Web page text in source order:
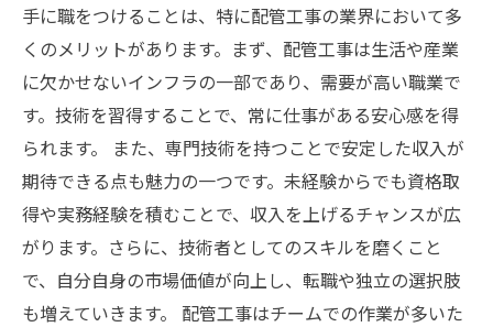
手に職をつけることは、特に配管工事の業界において多
くのメリットがあります。まず、配管工事は生活や産業
に欠かせないインフラの一部であり、需要が高い職業で
す。技術を習得することで、常に仕事がある安心感を得
られます。 また、専門技術を持つことで安定した収入が
期待できる点も魅力の一つです。未経験からでも資格取
得や実務経験を積むことで、収入を上げるチャンスが広
がります。さらに、技術者としてのスキルを磨くこと
で、自分自身の市場価値が向上し、転職や独立の選択肢
も増えていきます。 配管工事はチームでの作業が多いた